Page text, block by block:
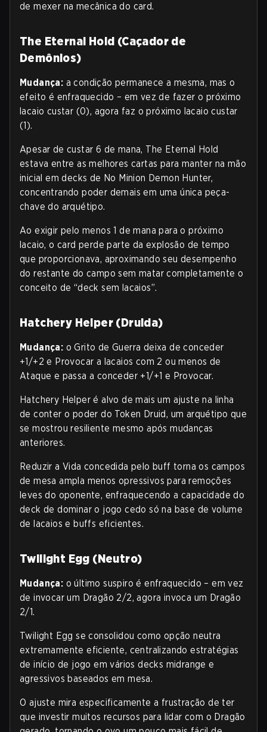
de mexer na mecânica do card.
The Eternal Hold (Caçador de
Demônios)
Mudança: a condição permanece a mesma, mas o
efeito é enfraquecido – em vez de fazer o próximo
lacaio custar (0), agora faz o próximo lacaio custar
(1).
Apesar de custar 6 de mana, The Eternal Hold
estava entre as melhores cartas para manter na mão
inicial em decks de No Minion Demon Hunter,
concentrando poder demais em uma única peça-
chave do arquétipo.
Ao exigir pelo menos 1 de mana para o próximo
lacaio, o card perde parte da explosão de tempo
que proporcionava, aproximando seu desempenho
do restante do campo sem matar completamente o
conceito de “deck sem lacaios”.
Hatchery Helper (Druida)
Mudança: o Grito de Guerra deixa de conceder
+1/+2 e Provocar a lacaios com 2 ou menos de
Ataque e passa a conceder +1/+1 e Provocar.
Hatchery Helper é alvo de mais um ajuste na linha
de conter o poder do Token Druid, um arquétipo que
se mostrou resiliente mesmo após mudanças
anteriores.
Reduzir a Vida concedida pelo buff torna os campos
de mesa ampla menos opressivos para remoções
leves do oponente, enfraquecendo a capacidade do
deck de dominar o jogo cedo só na base de volume
de lacaios e buffs eficientes.
Twilight Egg (Neutro)
Mudança: o último suspiro é enfraquecido – em vez
de invocar um Dragão 2/2, agora invoca um Dragão
2/1.
Twilight Egg se consolidou como opção neutra
extremamente eficiente, centralizando estratégias
de início de jogo em vários decks midrange e
agressivos baseados em mesa.
O ajuste mira especificamente a frustração de ter
que investir muitos recursos para lidar com o Dragão